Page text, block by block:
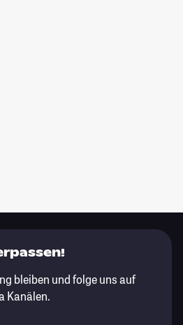
bleiben und folge uns auf
Kanälen.